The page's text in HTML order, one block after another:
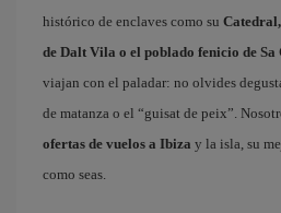
histórico de enclaves como su
de Dalt Vila o el poblado fenicio de Sa
viajan con el paladar: no olvides
de matanza o el “guisat de peix”.
ofertas de vuelos a Ibiza y la isla, su
como seas.